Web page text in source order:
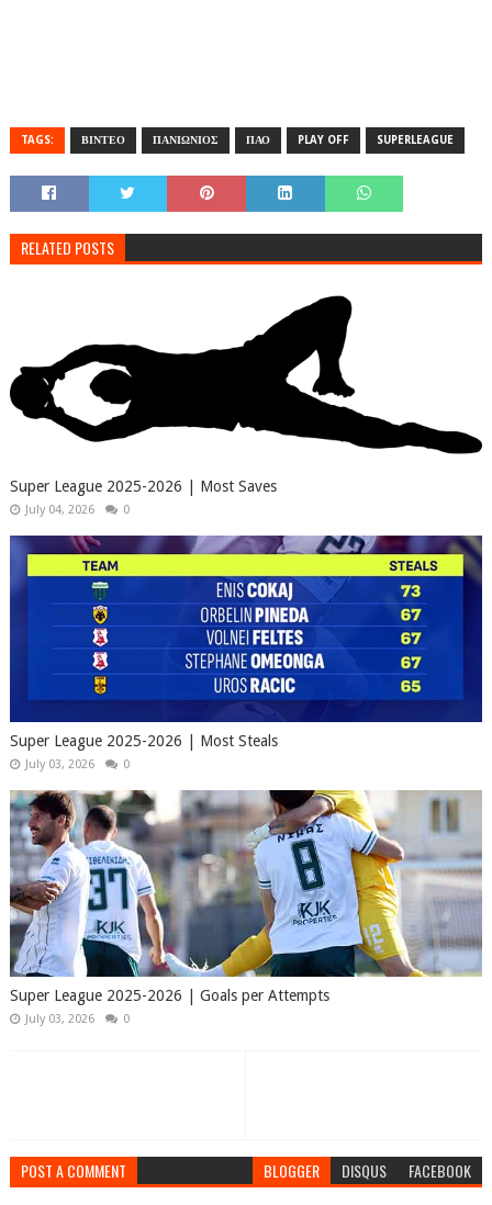
TAGS: ΒΙΝΤΕΟ ΠΑΝΙΩΝΙΟΣ ΠΑΟ PLAY OFF SUPERLEAGUE
RELATED POSTS
Super League 2025-2026 | Most Saves
July 04, 2026 0
Super League 2025-2026 | Most Steals
July 03, 2026 0
Super League 2025-2026 | Goals per Attempts
July 03, 2026 0
POST A COMMENT BLOGGER DISQUS FACEBOOK